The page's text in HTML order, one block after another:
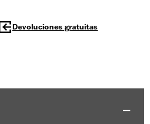
Devoluciones gratuitas